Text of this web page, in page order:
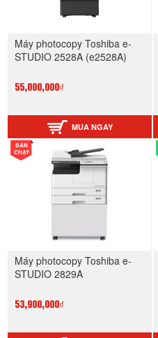
Máy photocopy Toshiba e-
STUDIO 2528A (e2528A)
55,000,000₫
MUA NGAY
BÁN
CHẠY
Máy photocopy Toshiba e-
STUDIO 2829A
53,900,000₫